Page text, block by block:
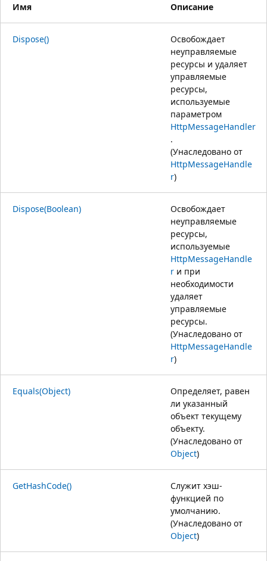
Имя Описание
Dispose()
Освобождает
неуправляемые
ресурсы и удаляет
управляемые
ресурсы,
используемые
параметром
HttpMessageHandler
.
(Унаследовано от
HttpMessageHandle
r)
Dispose(Boolean)
Освобождает
неуправляемые
ресурсы,
используемые
HttpMessageHandle
r и при
необходимости
удаляет
управляемые
ресурсы.
(Унаследовано от
HttpMessageHandle
r)
Equals(Object)
Определяет, равен
ли указанный
объект текущему
объекту.
(Унаследовано от
Object)
GetHashCode()
Служит хэш-
функцией по
умолчанию.
(Унаследовано от
Object)